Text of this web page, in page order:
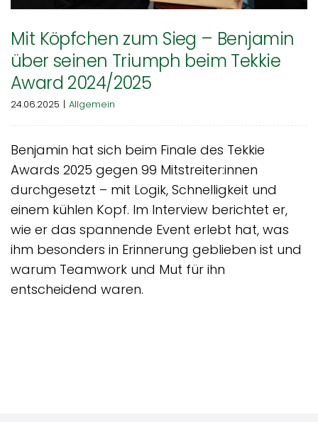
Mit Köpfchen zum Sieg – Benjamin
über seinen Triumph beim Tekkie
Award 2024/2025
24.06.2025 | Allgemein
Benjamin hat sich beim Finale des Tekkie
Awards 2025 gegen 99 Mitstreiter:innen
durchgesetzt – mit Logik, Schnelligkeit und
einem kühlen Kopf. Im Interview berichtet er,
wie er das spannende Event erlebt hat, was
ihm besonders in Erinnerung geblieben ist und
warum Teamwork und Mut für ihn
entscheidend waren.